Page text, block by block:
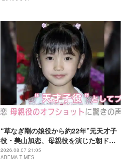
“草なぎ剛の娘役から約22年”元天才子
役・美山加恋、母親役を演じた朝ドラ
『風、薫る』での姿に驚きの声「凛ち
ゃんがお母さん役をやるようになった
2026.08.07 21:05
ABEMA TIMES